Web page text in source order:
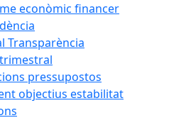
econòmic financer
Transparència
pressupostos
objectius estabilitat